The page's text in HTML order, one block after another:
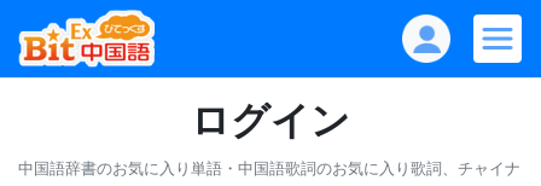
ログイン
中国語辞書のお気に入り単語・中国語歌詞のお気に入り歌詞、チャイナ